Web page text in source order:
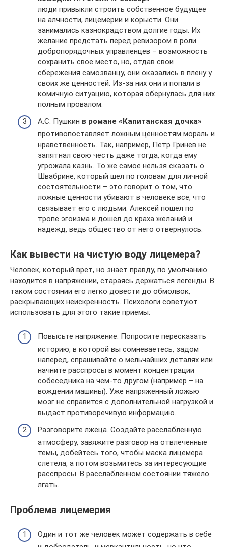
люди привыкли строить собственное будущее
на алчности, лицемерии и корысти. Они
занимались казнокрадством долгие годы. Их
желание предстать перед ревизором в роли
добропорядочных управленцев – возможность
сохранить свое место, но, отдав свои
сбережения самозванцу, они оказались в плену у
своих же ценностей. Из-за них они и попали в
комичную ситуацию, которая обернулась для них
полным провалом.
А.С. Пушкин в романе «Капитанская дочка»
противопоставляет ложным ценностям мораль и
нравственность. Так, например, Петр Гринев не
запятнал свою честь даже тогда, когда ему
угрожала казнь. То же самое нельзя сказать о
Швабрине, который шел по головам для личной
состоятельности – это говорит о том, что
ложные ценности убивают в человеке все, что
связывает его с людьми. Алексей пошел по
тропе эгоизма и дошел до краха желаний и
надежд, ведь общество от него отвернулось.
Как вывести на чистую воду лицемера?
Человек, который врет, но знает правду, по умолчанию
находится в напряжении, стараясь держаться легенды. В
таком состоянии его легко довести до обмолвок,
раскрывающих неискренность. Психологи советуют
использовать для этого такие приемы:
Повысьте напряжение. Попросите пересказать
историю, в которой вы сомневаетесь, задом
наперед, спрашивайте о мельчайших деталях или
начните расспросы в момент концентрации
собеседника на чем-то другом (например – на
вождении машины). Уже напряженный ложью
мозг не справится с дополнительной нагрузкой и
выдаст противоречивую информацию.
Разговорите лжеца. Создайте расслабленную
атмосферу, завяжите разговор на отвлеченные
темы, добейтесь того, чтобы маска лицемера
слетела, а потом возьмитесь за интересующие
расспросы. В расслабленном состоянии тяжело
лгать.
Проблема лицемерия
Один и тот же человек может содержать в себе